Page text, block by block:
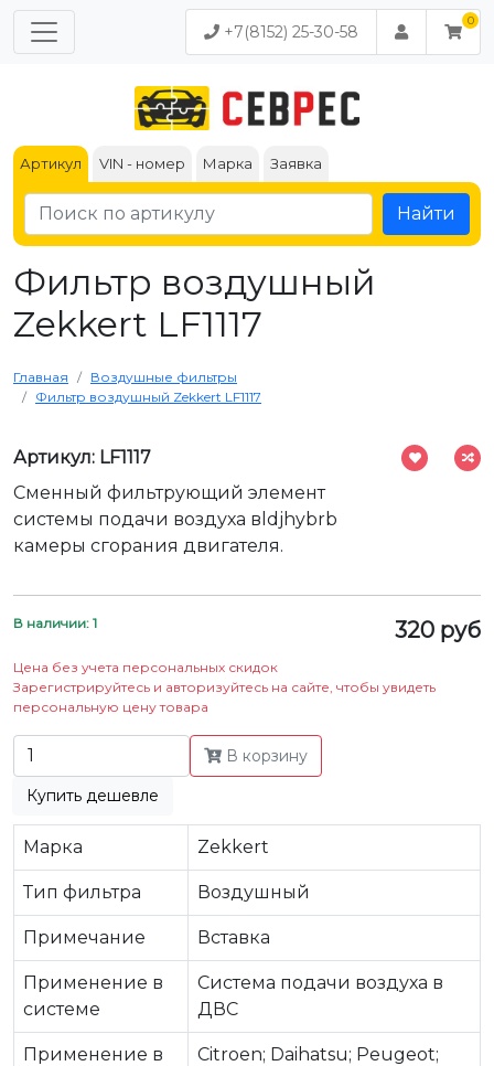
+7(8152) 25-30-58
Артикул VIN - номер Марка Заявка
Найти
Фильтр воздушный
Zekkert LF1117
Главная
Воздушные фильтры
Фильтр воздушный Zekkert LF1117
Артикул: LF1117
Сменный фильтрующий элемент
системы подачи воздуха вldjhybrb
камеры сгорания двигателя.
В наличии: 1 320 руб
Цена без учета персональных скидок
Зарегистрируйтесь и авторизуйтесь на сайте, чтобы увидеть
персональную цену товара
В корзину
Купить дешевле
Марка Zekkert
Тип фильтра Воздушный
Примечание Вставка
Применение в
системе
Система подачи воздуха в
ДВС
Применение в
Citroen; Daihatsu; Peugeot;